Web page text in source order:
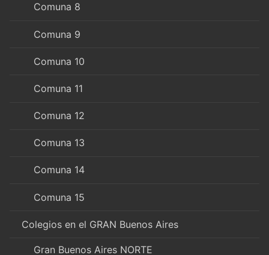
Comuna 8
Comuna 9
Comuna 10
Comuna 11
Comuna 12
Comuna 13
Comuna 14
Comuna 15
Colegios en el GRAN Buenos Aires
Gran Buenos Aires NORTE